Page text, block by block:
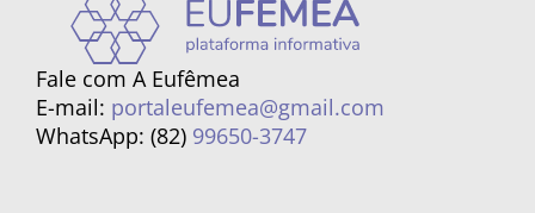
Fale com A Eufêmea
E-mail: portaleufemea@gmail.com
WhatsApp: (82) 99650-3747